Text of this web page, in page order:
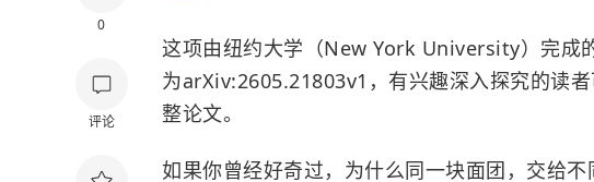
0
评论
这项由纽约大学（New York University）完成
为arXiv:2605.21803v1，有兴趣深入探究的读
整论文。
如果你曾经好奇过，为什么同一块面团，交给